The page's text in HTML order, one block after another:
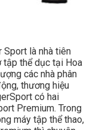
Sport là nhà tiên
tập thể dục tại Hoa
các nhà phân
thương hiệu
có hai
Premium. Trong
máy tập thể thao,